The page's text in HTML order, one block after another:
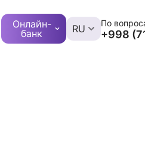
Онлайн-
банк
RU По
+998